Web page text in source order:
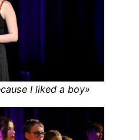
I liked a boy»